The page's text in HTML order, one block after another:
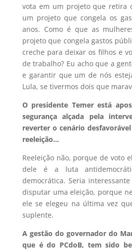
vota em um projeto que retira
um projeto que congela os
anos. Como é que as
projeto que congela gastos
creche para deixar os filhos e
de trabalho? Eu acho que a
e garantir que um de nós
Lula, se tivermos dois que
O presidente Temer está
segurança alçada pela
reverter o cenário
reeleição…
Reeleição não, porque de voto
dele é a luta
democrática. Seria
disputar uma eleição, porque
ele se elegeu na última vez
suplente.
A gestão do governador do
que é do PCdoB, tem sido